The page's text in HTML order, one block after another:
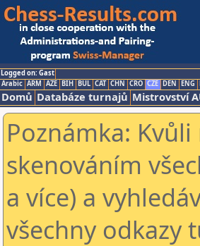
Logged on: Gast
Arabic ARM AZE BIH BUL CAT CHN CRO CZE DEN ENG
Domů Databáze turnajů Mistrovství
Poznámka:
skenováním
a více) a
všechny odkazy